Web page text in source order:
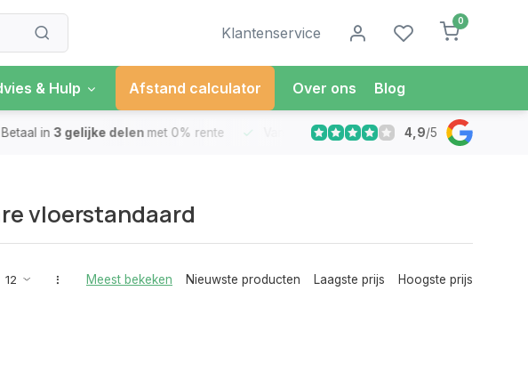
Klantenservice
0
& Hulp Afstand calculator Over ons Blog
in 3 gelijke delen met 0% rente Vandaag besteldMorgen in Huis*
4,9/5
vloerstandaard
Meest bekeken Nieuwste producten Laagste prijs Hoogste prijs